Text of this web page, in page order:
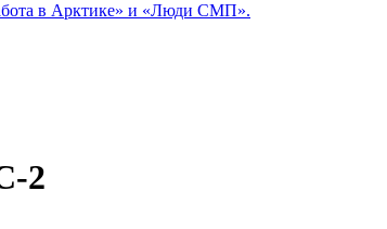
в Арктике» и «Люди СМП».
2